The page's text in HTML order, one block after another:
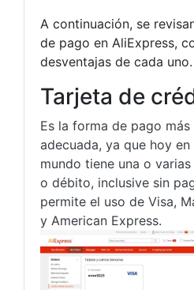
A continuación, se
de pago en AliExpress,
desventajas de cada uno.
Tarjeta de
Es la forma de pago
adecuada, ya que hoy
mundo tiene una o
o débito, inclusive sin
permite el uso de Visa,
y American Express.